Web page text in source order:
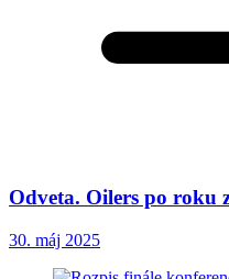
Odveta. Oilers po roku
30. máj 2025